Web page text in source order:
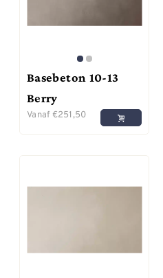
Basebeton 10-13
Berry
Vanaf €251,50